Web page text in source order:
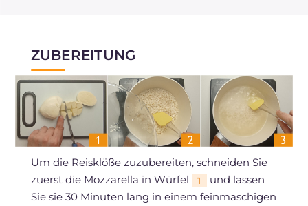
ZUBEREITUNG
Um die Reisklöße zuzubereiten, schneiden Sie
zuerst die Mozzarella in Würfel
1
und lassen
Sie sie 30 Minuten lang in einem feinmaschigen